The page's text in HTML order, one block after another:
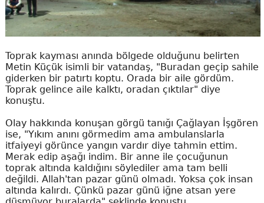
Toprak kayması anında bölgede olduğunu belirten
Metin Küçük isimli bir vatandaş, "Buradan geçip sahile
giderken bir patırtı koptu. Orada bir aile gördüm.
Toprak gelince aile kalktı, oradan çıktılar" diye
konuştu.
Olay hakkında konuşan görgü tanığı Çağlayan İşgören
ise, "Yıkım anını görmedim ama ambulanslarla
itfaiyeyi görünce yangın vardır diye tahmin ettim.
Merak edip aşağı indim. Bir anne ile çocuğunun
toprak altında kaldığını söylediler ama tam belli
değildi. Allah'tan pazar günü olmadı. Yoksa çok insan
altında kalırdı. Çünkü pazar günü iğne atsan yere